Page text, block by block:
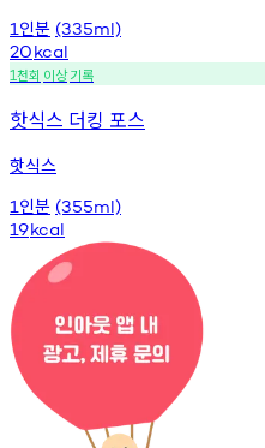
1 인분 (335ml)
20kcal
1천회 이상기록
핫식스 더킹 포스
핫식스
1 인분 (355ml)
19kcal